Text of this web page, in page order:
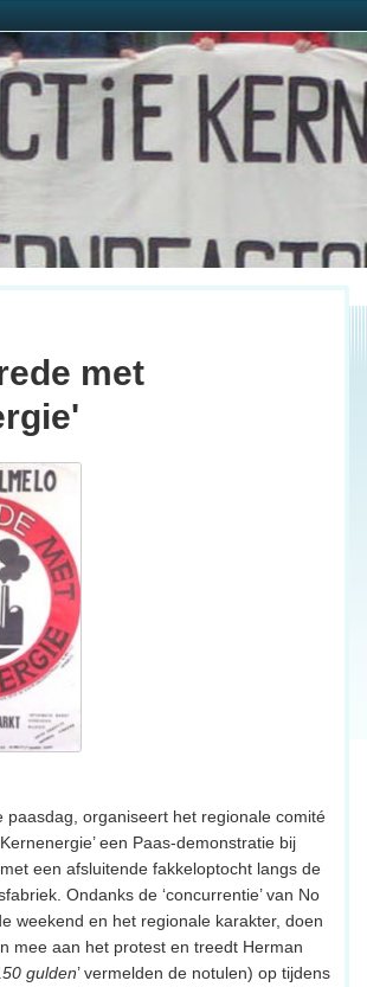
met
paasdag, organiseert het regionale comité
een Paas-demonstratie bij
een afsluitende fakkeloptocht langs de
Ondanks de ‘concurrentie’ van No
weekend en het regionale karakter, doen
mee aan het protest en treedt Herman
gulden’ vermelden de notulen) op tijdens